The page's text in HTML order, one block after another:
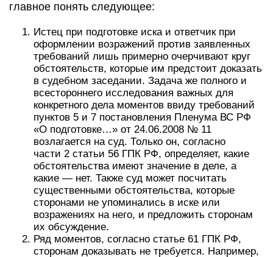
главное понять следующее:
Истец при подготовке иска и ответчик при
оформлении возражений против заявленных
требований лишь примерно очерчивают круг
обстоятельств, которые им предстоит доказать
в судебном заседании. Задача же полного и
всестороннего исследования важных для
конкретного дела моментов ввиду требований
пунктов 5 и 7 постановления Пленума ВС РФ
«О подготовке…» от 24.06.2008 № 11
возлагается на суд. Только он, согласно
части 2 статьи 56 ГПК РФ, определяет, какие
обстоятельства имеют значение в деле, а
какие — нет. Также суд может посчитать
существенными обстоятельства, которые
сторонами не упоминались в иске или
возражениях на него, и предложить сторонам
их обсуждение.
Ряд моментов, согласно статье 61 ГПК РФ,
сторонам доказывать не требуется. Например,